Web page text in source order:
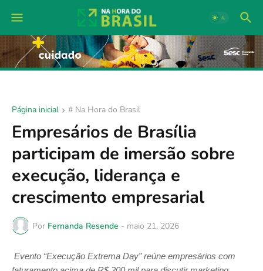
Página inicial # Na Hora do Brasil
Empresários de Brasília
participam de imersão sobre
execução, liderança e
crescimento empresarial
Por Fernanda Resende - maio 21, 2026
Evento “Execução Extrema Day” reúne empresários com